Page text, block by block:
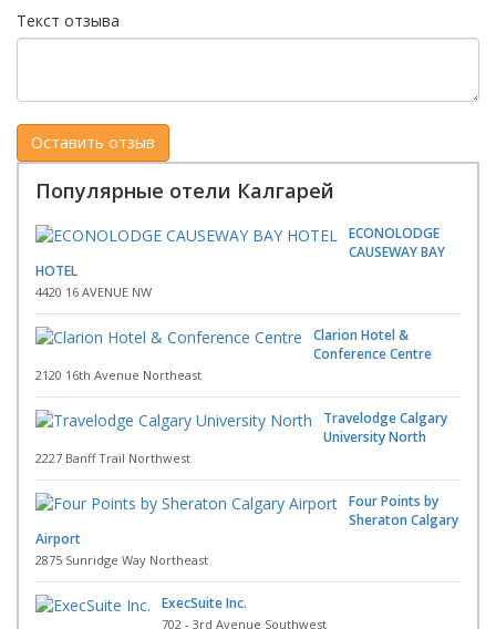
Текст отзыва
Популярные отели Калгарей
ECONOLODGE
CAUSEWAY BAY
HOTEL
4420 16 AVENUE NW
Clarion Hotel &
Conference Centre
2120 16th Avenue Northeast
Travelodge Calgary
University North
2227 Banff Trail Northwest
Four Points by
Sheraton Calgary
Airport
2875 Sunridge Way Northeast
ExecSuite Inc.
702 - 3rd Avenue Southwest